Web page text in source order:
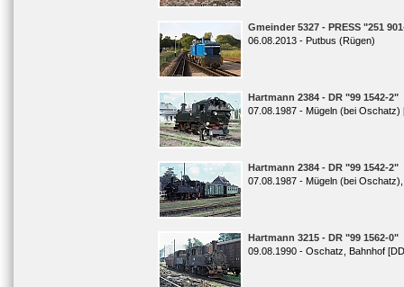
Gmeinder 5327 - PRESS "251
06.08.2013 - Putbus (Rügen)
Hartmann 2384 - DR "99 1542-2"
07.08.1987 - Mügeln (bei Oschatz)
Hartmann 2384 - DR "99 1542-2"
07.08.1987 - Mügeln (bei
Hartmann 3215 - DR "99 1562-0"
09.08.1990 - Oschatz, Bahnhof